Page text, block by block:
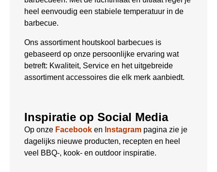
heel eenvoudig een stabiele temperatuur in de
barbecue.
Ons assortiment houtskool barbecues is
gebaseerd op onze persoonlijke ervaring wat
betreft: Kwaliteit, Service en het uitgebreide
assortiment accessoires die elk merk aanbiedt.
Inspiratie op Social Media
Op onze Facebook en Instagram pagina zie je
dagelijks nieuwe producten, recepten en heel
veel BBQ-, kook- en outdoor inspiratie.